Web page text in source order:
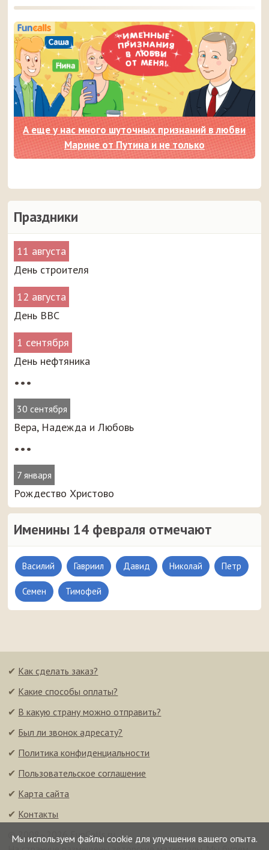
Праздники
11 августа
День строителя
12 августа
День ВВС
1 сентября
День нефтяника
•••
30 сентября
Вера, Надежда и Любовь
•••
7 января
Рождество Христово
Именины 14 февраля отмечают
Василий Гавриил Давид Николай Петр
Семен Тимофей
А еще у нас много шуточных признаний в любви
Марине от Путина и не только
Мы используем файлы cookie для улучшения вашего опыта.
✔ Как сделать заказ?
✔ Какие способы оплаты?
✔ В какую страну можно отправить?
✔ Был ли звонок адресату?
✔ Политика конфиденциальности
✔ Пользовательское соглашение
✔ Карта сайта
✔ Контакты
© 2008–2026 FunCalls.ru